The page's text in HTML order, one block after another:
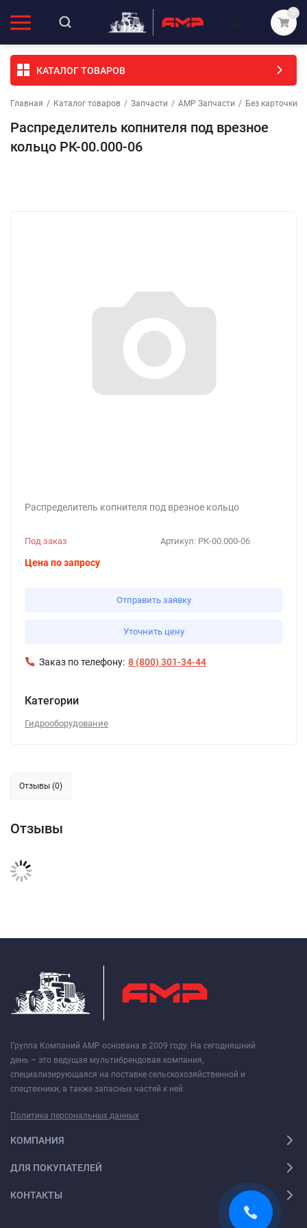
0
КАТАЛОГ ТОВАРОВ
Главная / Каталог товаров / Запчасти / АМР Запчасти / Без карточки
Распределитель копнителя под врезное
кольцо РК-00.000-06
Распределитель копнителя под врезное кольцо
Артикул: РК-00.000-06
Под заказ
Цена по запросу
Отправить заявку
Уточнить цену
Заказ по телефону: 8 (800) 301-34-44
Категории
Гидрооборудование
Отзывы (0)
Отзывы
Группа Компаний АМР основана в 2009 году. На сегодняшний
день – это ведущая мультибрендовая компания,
специализирующаяся на поставке сельскохозяйственной и
спецтехники, а также запасных частей к ней.
Политика персональных данных
КОМПАНИЯ
ДЛЯ ПОКУПАТЕЛЕЙ
КОНТАКТЫ